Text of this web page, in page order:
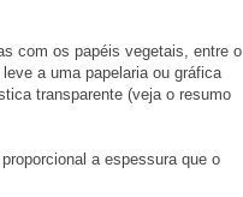
com os papéis vegetais, entre o
a uma papelaria ou gráfica
transparente (veja o resumo
a espessura que o